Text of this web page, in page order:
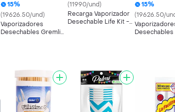
15%
(19626.50/und)
Vaporizadores
Desechables Gremlin
(11990/und)
Recarga Vaporizador
Desechable Life Kit -
15%
(19626.50/
Desechables